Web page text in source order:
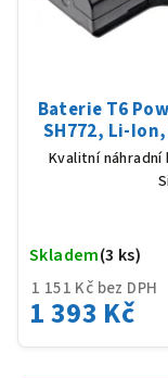
Baterie T6
SH772, Li-
Kvalitní
1 151 Kč bez DPH
1 393 Kč
Skladem(3 ks)